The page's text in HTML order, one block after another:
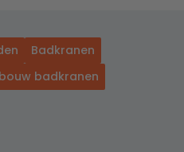
Badkranen
badkranen